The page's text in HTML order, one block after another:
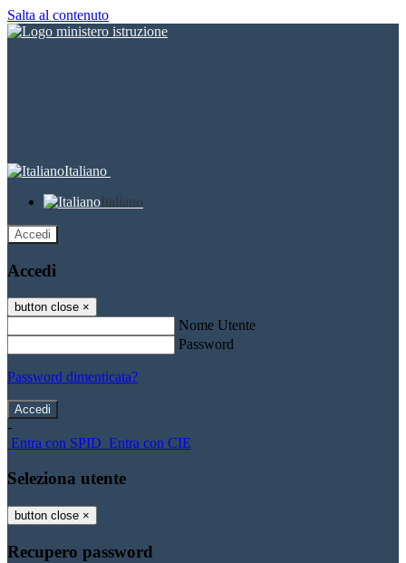
Salta al contenuto
Italiano
Italiano
Accedi
Accedi
button close ×
Nome Utente
Password
Password dimenticata?
-
Entra con SPID Entra con CIE
Seleziona utente
button close ×
Recupero password